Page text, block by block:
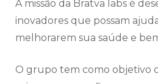
A missão da Bratva labs é
inovadores que possam
melhorarem sua saúde e
O grupo tem como objetivo